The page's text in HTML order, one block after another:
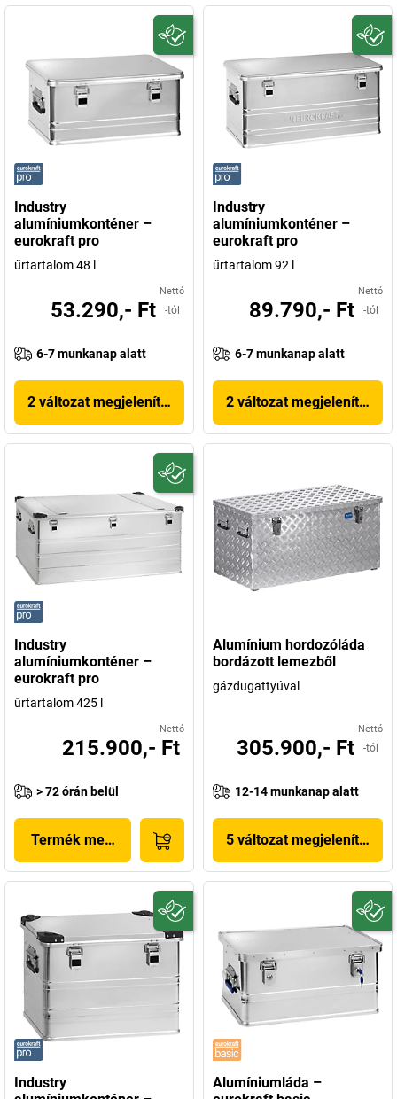
Industry
alumíniumkonténer –
eurokraft pro
űrtartalom 48 l
Nettó
53.290,- Ft -tól
6-7 munkanap alatt
2 változat megjelenítése
Industry
alumíniumkonténer –
eurokraft pro
űrtartalom 92 l
Nettó
89.790,- Ft -tól
6-7 munkanap alatt
2 változat megjelenítése
Industry
alumíniumkonténer –
eurokraft pro
űrtartalom 425 l
Nettó
215.900,- Ft
> 72 órán belül
Termék megjelenítése
Alumínium hordozóláda
bordázott lemezből
gázdugattyúval
Nettó
305.900,- Ft -tól
12-14 munkanap alatt
5 változat megjelenítése
Industry
Alumíniumláda –